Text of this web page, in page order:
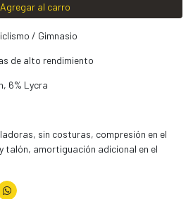
Agregar al carro
/ Gimnasio
de alto rendimiento
6% Lycra
sin costuras, compresión en el
talón, amortiguación adicional en el